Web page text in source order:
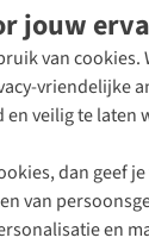
jouw
van cookies.
vriendelijke
en veilig te laten
dan geef
van
en
een
88